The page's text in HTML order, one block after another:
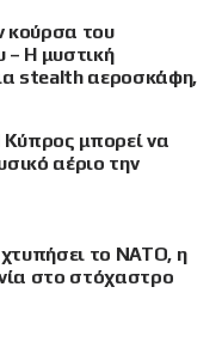
κούρσα του
– Η μυστική
stealth αεροσκάφη,
μπορεί να
αέριο την
το ΝΑΤΟ, η
στο στόχαστρο